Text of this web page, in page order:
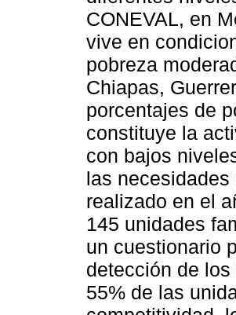
CONEVAL, en
vive en
pobreza
Chiapas,
porcentajes de
constituye la
con bajos
las
realizado en el
145 unidades
un cuestionario
detección de
55% de las